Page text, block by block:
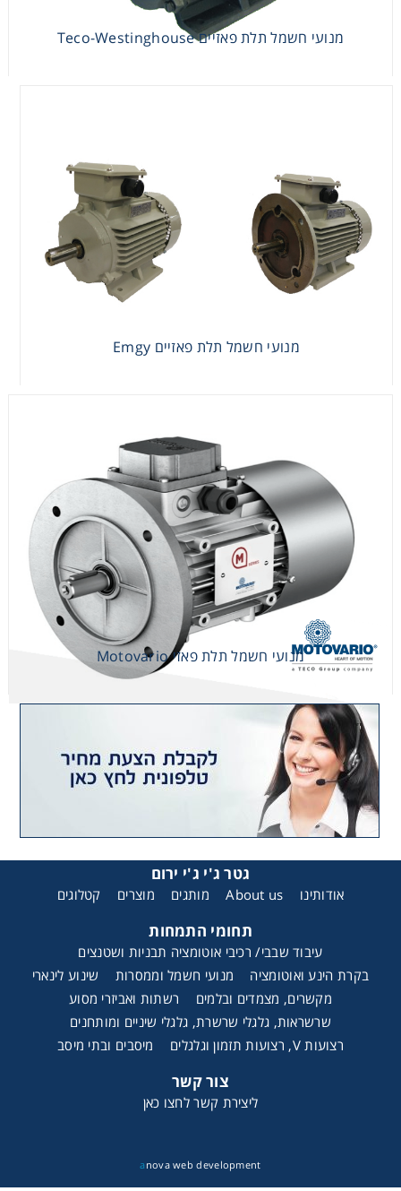
מנועי חשמל תלת פאזיים Teco-Westinghouse
מנועי חשמל תלת פאזיים Emgy
מנועי חשמל תלת פאזי Motovario
גטר ג'י ג'י ירום
אודותינו About us מותגים מוצרים קטלוגים
תחומי התמחות
עיבוד שבבי/ רכיבי אוטומציה תבניות ושטנצים
בקרת הינע ואוטומציה
מנועי חשמל וממסרות
שינוע לינארי
מקשרים, מצמדים ובלמים
רשתות ואביזרי מסוע
שרשראות, גלגלי שרשרת, גלגלי שיניים ומותחנים
רצועות V, רצועות תזמון וגלגלים
מיסבים ובתי מיסב
צור קשר
ליצירת קשר לחצו כאן
a nova web development
מנועי חשמל תלת פאזי Motovario